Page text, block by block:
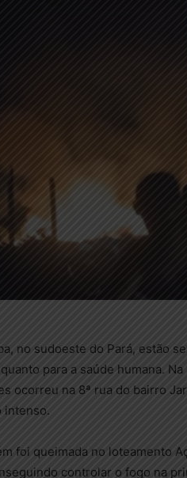
no sudoeste do Pará, estão
para a saúde humana. Na
ocorreu na 8ª rua do bairro
intenso.
foi queimada no loteamento
controlar o fogo na